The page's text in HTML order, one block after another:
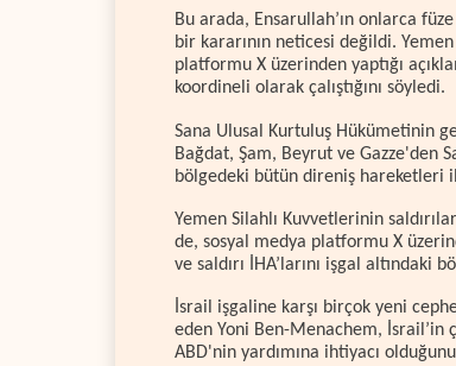
Bu arada, Ensarullah’ın onlarca
bir kararının neticesi değildi.
platformu X üzerinden yaptığı
koordineli olarak çalıştığını söyledi.
Sana Ulusal Kurtuluş Hükümetinin
Bağdat, Şam, Beyrut ve Gazze'den
bölgedeki bütün direniş hareketleri
Yemen Silahlı Kuvvetlerinin
de, sosyal medya platformu X
ve saldırı İHA’larını işgal altındaki
İsrail işgaline karşı birçok yeni
eden Yoni Ben-Menachem,
ABD'nin yardımına ihtiyacı